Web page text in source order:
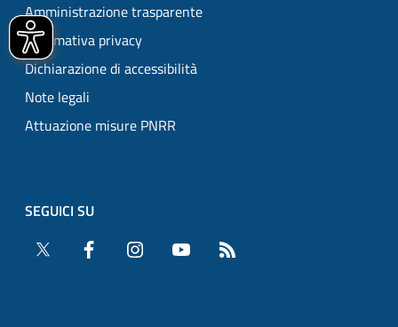
Amministrazione trasparente
Informativa privacy
Dichiarazione di accessibilità
Note legali
Attuazione misure PNRR
SEGUICI SU
Twitter
Facebook Instagram YouTube